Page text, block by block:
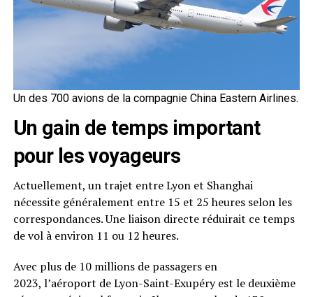
Un des 700 avions de la compagnie China Eastern Airlines.
Un gain de temps important
pour les voyageurs
Actuellement, un trajet entre Lyon et Shanghai
nécessite généralement entre 15 et 25 heures selon les
correspondances. Une liaison directe réduirait ce temps
de vol à environ 11 ou 12 heures.
Avec plus de 10 millions de passagers en
2023, l’aéroport de Lyon-Saint-Exupéry est le deuxième